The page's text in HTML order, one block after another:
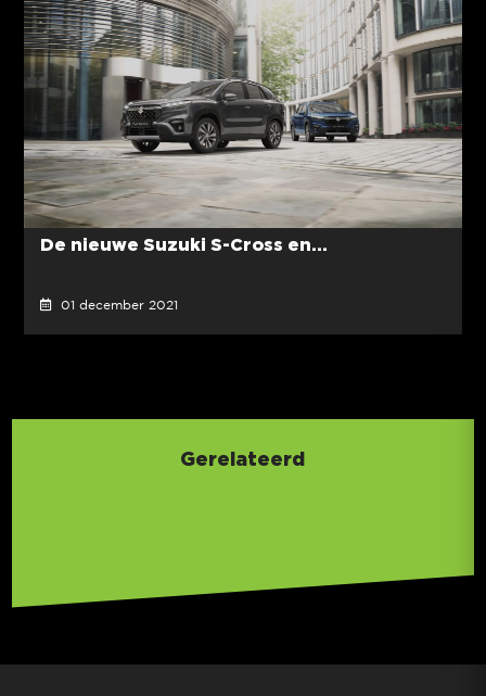
De nieuwe Suzuki S-Cross en...
01 december 2021
Gerelateerd